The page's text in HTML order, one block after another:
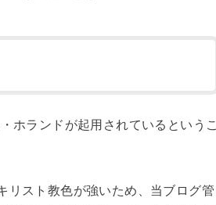
ホランドが起用されているというこ
リスト教色が強いため、当ブログ管